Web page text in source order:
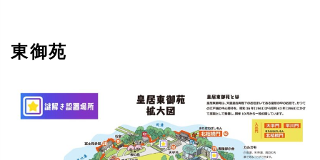
東御苑